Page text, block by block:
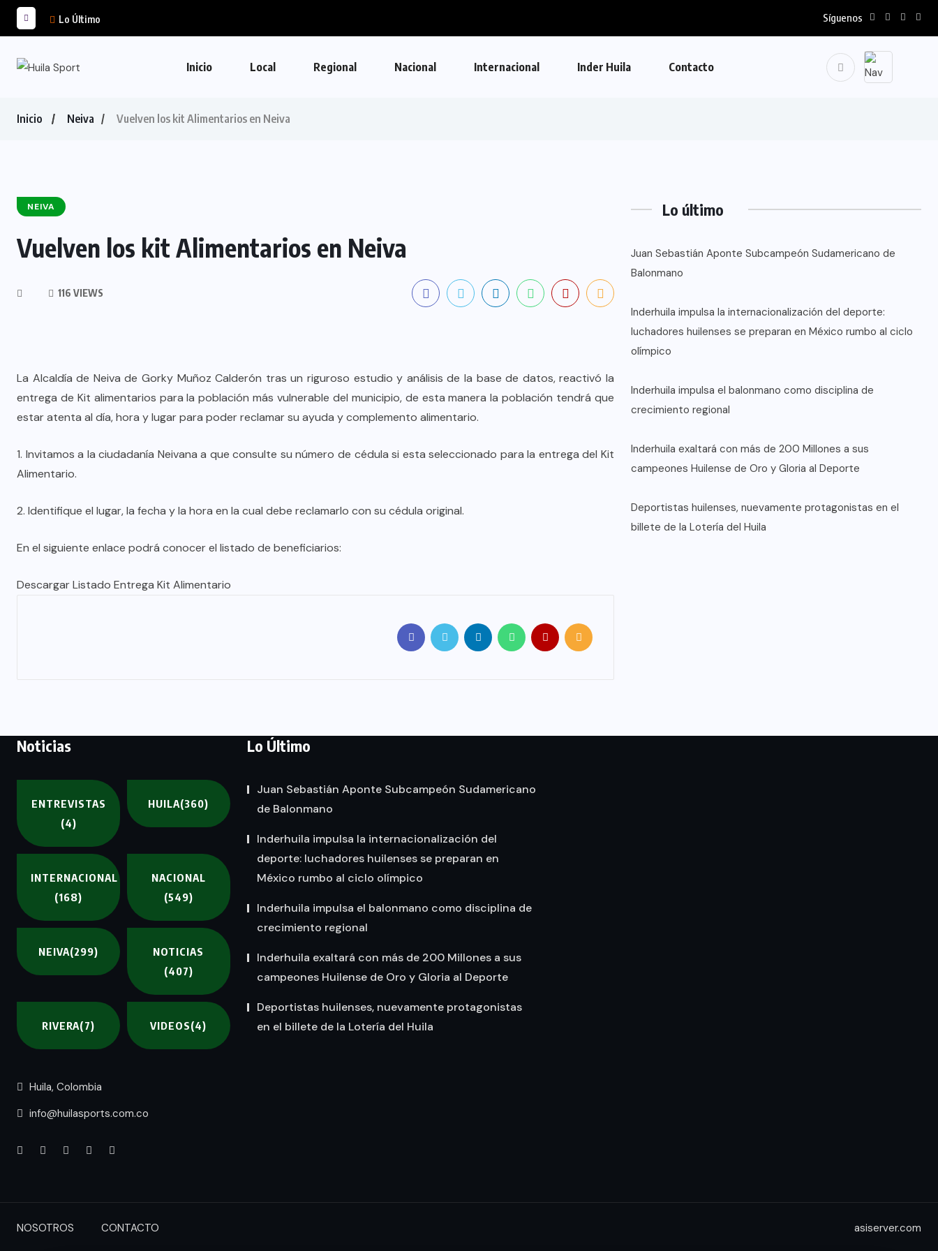
Lo Último Síguenos
Inicio Local Regional Nacional Internacional Inder Huila Contacto
Inicio Neiva Vuelven los kit Alimentarios en Neiva
NEIVA
Vuelven los kit Alimentarios en Neiva
116 VIEWS
La Alcaldía de Neiva de Gorky Muñoz Calderón tras un riguroso estudio y análisis de la base de datos, reactivó la
entrega de Kit alimentarios para la población más vulnerable del municipio, de esta manera la población tendrá que
estar atenta al día, hora y lugar para poder reclamar su ayuda y complemento alimentario.
1. Invitamos a la ciudadanía Neivana a que consulte su número de cédula si esta seleccionado para la entrega del Kit
Alimentario.
2. Identifique el lugar, la fecha y la hora en la cual debe reclamarlo con su cédula original.​
En el siguiente enlace podrá conocer el listado de beneficiarios:
Descargar Listado Entrega Kit Alimentario
Lo último
Juan Sebastián Aponte Subcampeón Sudamericano de
Balonmano
Inderhuila impulsa la internacionalización del deporte:
luchadores huilenses se preparan en México rumbo al ciclo
olímpico
Inderhuila impulsa el balonmano como disciplina de
crecimiento regional
Inderhuila exaltará con más de 200 Millones a sus
campeones Huilense de Oro y Gloria al Deporte
Deportistas huilenses, nuevamente protagonistas en el
billete de la Lotería del Huila
Noticias
ENTREVISTAS
(4)
HUILA(360)
INTERNACIONAL
(168)
NACIONAL
(549)
NEIVA(299)
NOTICIAS
(407)
RIVERA(7) VIDEOS(4)
Huila, Colombia
info@huilasports.com.co
Lo Último
Juan Sebastián Aponte Subcampeón Sudamericano
de Balonmano
Inderhuila impulsa la internacionalización del
deporte: luchadores huilenses se preparan en
México rumbo al ciclo olímpico
Inderhuila impulsa el balonmano como disciplina de
crecimiento regional
Inderhuila exaltará con más de 200 Millones a sus
campeones Huilense de Oro y Gloria al Deporte
Deportistas huilenses, nuevamente protagonistas
en el billete de la Lotería del Huila
NOSOTROS CONTACTO asiserver.com